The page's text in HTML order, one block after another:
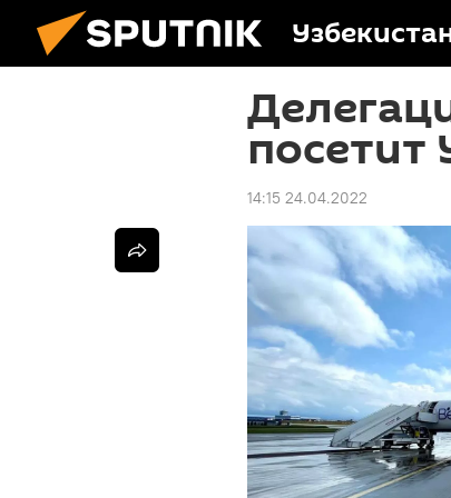
посетит
14:15 24.04.2022